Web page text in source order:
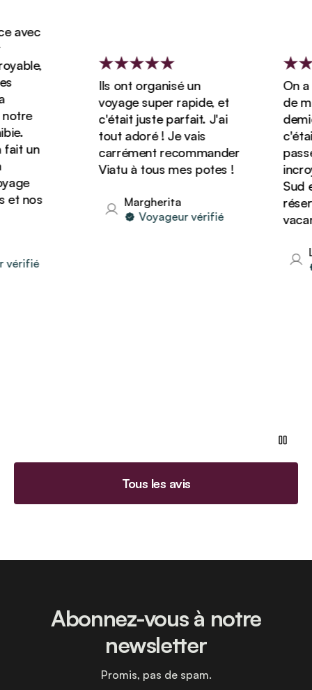
avec
un
et nos
Ils ont organisé un
voyage super rapide, et
c'était juste parfait. J'ai
tout adoré ! Je vais
carrément recommander
Viatu à tous mes potes !
Margherita
Voyageur vérifié
On
de
Sud
Tous les avis
Abonnez-vous à notre
newsletter
Promis, pas de spam.